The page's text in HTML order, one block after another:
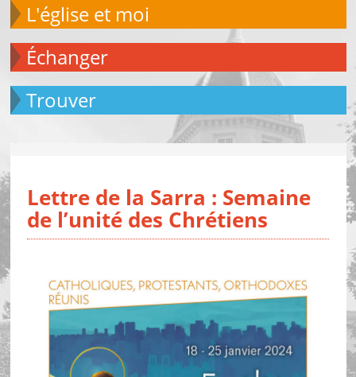
L'église et moi
échanger
Trouver
Lettre de la Sarra : Semaine
de l’unité des Chrétiens